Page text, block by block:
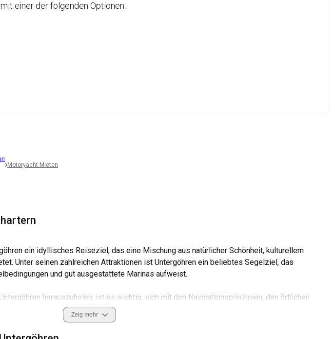
einer der folgenden Optionen:
Motoryacht Mieten
ein idyllisches Reiseziel, das eine Mischung aus natürlicher Schönheit, kulturellem
Unter seinen zahlreichen Attraktionen ist Untergöhren ein beliebtes Segelziel, das
und gut ausgestattete Marinas aufweist.
herauszuholen, ist es wichtig, sich mit den Navigationsprinzipien, den örtlichen
der Region vertraut zu machen. Der Charme dieser ruhigen Stadt wird durch ihre historische
und florierende Segelkultur weiter verstärkt. Im Verlauf dieses Artikels erhalten die Leser
in Untergöhren und warum es die ultimative Wahl für Segelbegeisterte ist.
Zeig mehr